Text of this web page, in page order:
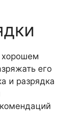
хорошем
его
и разрядка